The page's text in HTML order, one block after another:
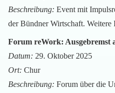
Beschreibung: Event mit
der Bündner Wirtschaft. Weitere
Forum reWork: Ausgebremst
Datum: 29. Oktober 2025
Ort: Chur
Beschreibung: Forum über die